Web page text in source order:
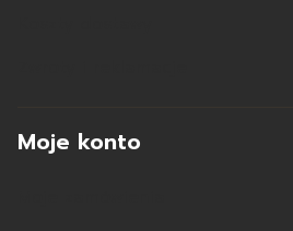
Moje konto